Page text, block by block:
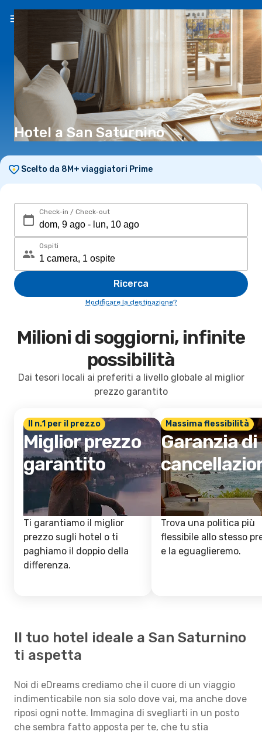
IT(€)
Hotel a San Saturnino
Scelto da 8M+ viaggiatori Prime
Check-in / Check-out
Ospiti
Ricerca
Modificare la destinazione?
Milioni di soggiorni, infinite
possibilità
Dai tesori locali ai preferiti a livello globale al miglior
prezzo garantito
Il n.1 per il prezzo
Miglior prezzo
garantito
Ti garantiamo il miglior
prezzo sugli hotel o ti
paghiamo il doppio della
differenza.
Massima flessibilità
Garanzia di
Trova una politica più
flessibile allo stesso
e la eguaglieremo.
Il tuo hotel ideale a San Saturnino
ti aspetta
Noi di eDreams crediamo che il cuore di un viaggio
indimenticabile non sia solo dove vai, ma anche dove
riposi ogni notte. Immagina di svegliarti in un posto
che sembra fatto apposta per te, che tu stia